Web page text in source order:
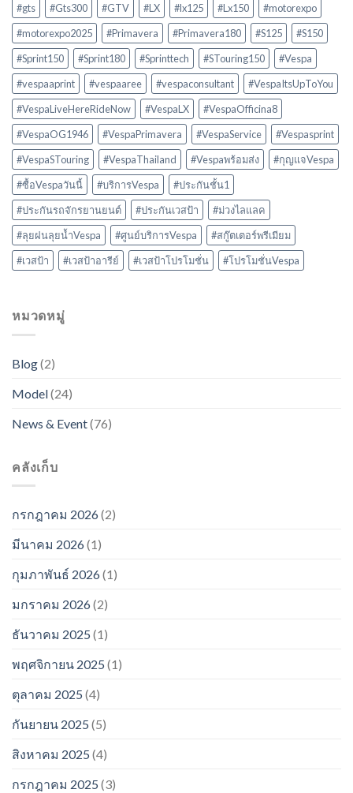
#gts #Gts300 #GTV #LX #lx125 #Lx150
#motorexpo
#motorexpo2025
#Primavera #Primavera180 #S125
#S150
#Sprint150
#Sprint180 #Sprinttech #STouring150
#Vespa
#vespaaprint
#vespaaree #vespaconsultant
#VespaItsUpToYou
#VespaLiveHereRideNow
#VespaLX
#VespaOfficina8
#VespaOG1946
#VespaPrimavera #VespaService
#Vespasprint
#VespaSTouring
#VespaThailand #Vespaพร้อมส่ง
#กุญแจVespa
#ซื้อVespaวันนี้
#บริการVespa
#ประกันชั้น1
#ประกันรถจักรยานยนต์
#ประกันเวสป้า
#ม่วงไลแลค
#ลุยฝนลุยน้ำVespa
#ศูนย์บริการVespa
#สกู๊ตเตอร์พรีเมียม
#เวสป้า
#เวสป้าอารีย์ #เวสป้าโปรโมชั่น #โปรโมชั่นVespa
หมวดหมู่
Blog(2)
Model(24)
News & Event(76)
คลังเก็บ
กรกฎาคม 2026(2)
มีนาคม 2026(1)
กุมภาพันธ์ 2026(1)
มกราคม 2026(2)
ธันวาคม 2025 (1)
พฤศจิกายน 2025 (1)
ตุลาคม 2025 (4)
กันยายน 2025 (5)
สิงหาคม 2025 (4)
กรกฎาคม 2025 (3)